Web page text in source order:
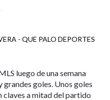
- QUE PALO DEPORTES
luego de una semana
grandes goles. Unos goles
a mitad del partido